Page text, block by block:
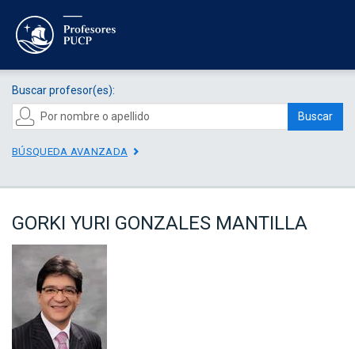
Buscar profesor(es):
Buscar
BÚSQUEDA AVANZADA
GORKI YURI GONZALES MANTILLA